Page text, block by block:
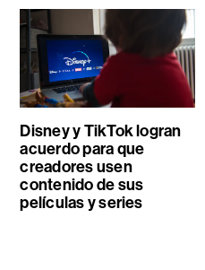
Disney y TikTok logran
acuerdo para que
creadores usen
contenido de sus
películas y series